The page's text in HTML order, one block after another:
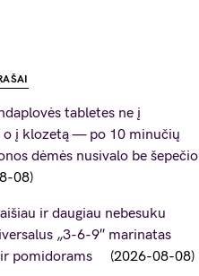
tabletes ne į
o į klozetą — po 10 minučių
dėmės nusivalo be šepečio
08
ir daugiau nebesuku
„3-6-9″ marinatas
pomidorams
2026-08-08